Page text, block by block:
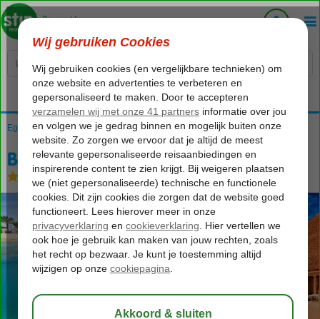
Voelt als thuiskomen...
Egypte Rode Zee Hurghada Bingoreizen Egypte Bingo Egypte 4*
Bingo Egypte 4*
All Inclusive- Hotel